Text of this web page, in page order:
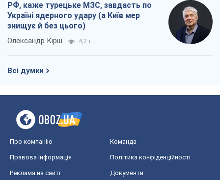
РФ, каже турецьке МЗС, завдасть по
Україні ядерного удару (а Київ мер
знищує й без цього)
Олександр Кірш 4,2 т.
Всі думки
Про компанію Команда
Правова інформація Політика конфіденційності
Реклама на сайті Документи